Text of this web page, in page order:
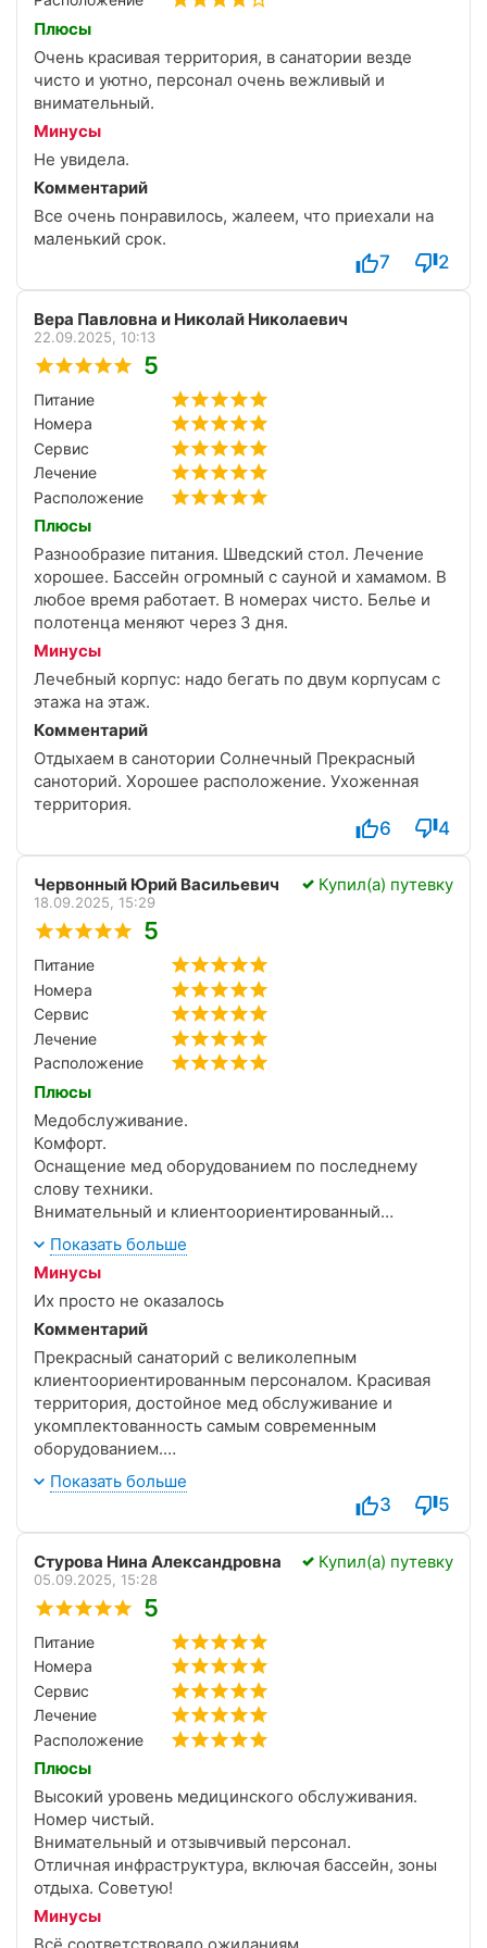
было.
Плюсы
Очень красивая территория, в санатории везде
чисто и уютно, персонал очень вежливый и
внимательный.
Минусы
Не увидела.
Комментарий
Все очень понравилось, жалеем, что приехали на
маленький срок.
7 2
Вера Павловна и Николай Николаевич
22.09.2025, 10:13
5
Питание
Номера
Сервис
Лечение
Расположение
Плюсы
Разнообразие питания. Шведский стол. Лечение
хорошее. Бассейн огромный с сауной и хамамом. В
любое время работает. В номерах чисто. Белье и
полотенца меняют через 3 дня.
Минусы
Лечебный корпус: надо бегать по двум корпусам с
этажа на этаж.
Комментарий
Отдыхаем в санотории Солнечный Прекрасный
саноторий. Хорошее расположение. Ухоженная
территория.
6 4
Червонный Юрий Васильевич Купил(а) путевку
18.09.2025, 15:29
5
Питание
Номера
Сервис
Лечение
Расположение
Плюсы
Медобслуживание.
Комфорт.
Оснащение мед оборудованием по последнему
слову техники.
Внимательный и клиентоориентированный
персонал.
Красивая и благоустроенная территория.
Показать больше
Минусы
Их просто не оказалось
Комментарий
Прекрасный санаторий с великолепным
клиентоориентированным персоналом. Красивая
территория, достойное мед обслуживание и
укомплектованность самым современным
оборудованием.
Чистые и комфортабельные номера, уютно и
душевно.
Показать больше
3 5
Стурова Нина Александровна Купил(а) путевку
05.09.2025, 15:28
5
Питание
Номера
Сервис
Лечение
Расположение
Плюсы
Высокий уровень медицинского обслуживания.
Номер чистый.
Внимательный и отзывчивый персонал.
Отличная инфраструктура, включая бассейн, зоны
отдыха. Советую!
Минусы